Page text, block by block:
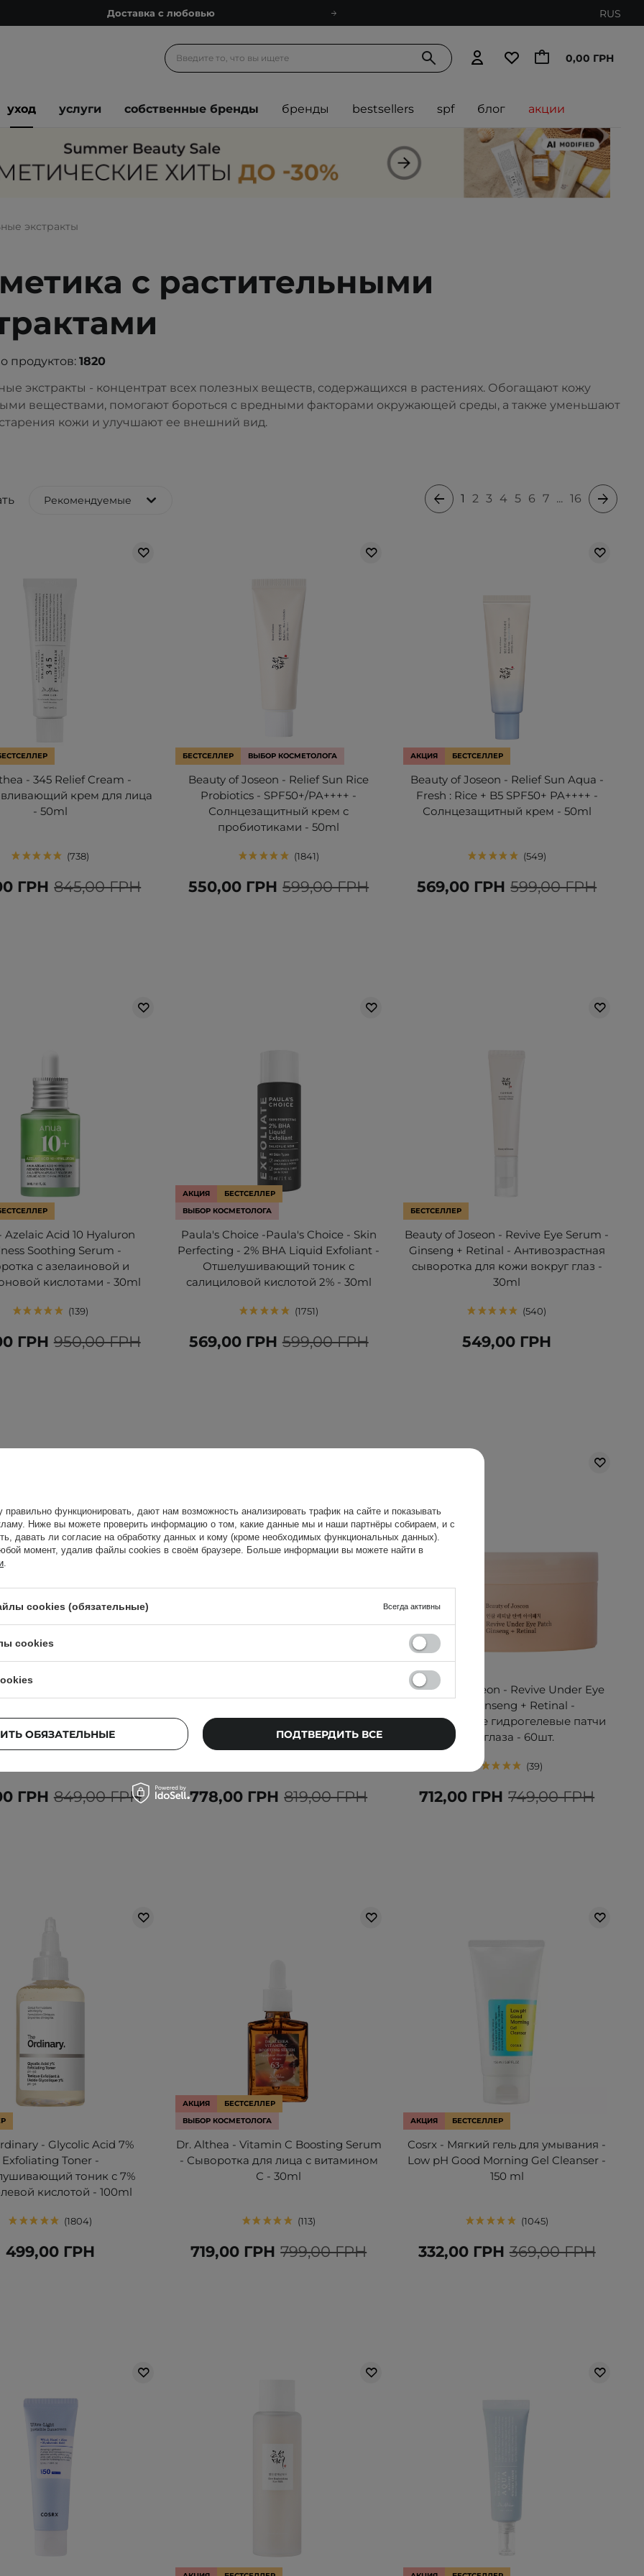
Доставка с любовью
Блог
Познакомимся?
Доставка с любовью
Подарочные карты
RUS
0,00 ГРН
уход услуги собственные бренды бренды bestsellers spf блог акции
экстракты
с растительными
продуктов: 1820
экстракты - концентрат всех полезных веществ, содержащихся в растениях. Обогащают кожу
веществами, помогают бороться с вредными факторами окружающей среды, а также уменьшают
кожи и улучшают ее внешний вид.
Рекомендуемые 1 2 3 4 5 6 7 ... 16
- 345 Relief Cream -
крем для лица
- 50ml
738
845,00 ГРН
ГРН
БЕСТСЕЛЛЕР ВЫБОР КОСМЕТОЛОГА
Beauty of Joseon - Relief Sun Rice
Probiotics - SPF50+/PA++++ -
Солнцезащитный крем с
пробиотиками - 50ml
1841
599,00 ГРН
550,00 ГРН
АКЦИЯ БЕСТСЕЛЛЕР
Beauty of Joseon - Relief Sun Aqua -
Fresh : Rice + B5 SPF50+ PA++++ -
Солнцезащитный крем - 50ml
549
599,00 ГРН
569,00 ГРН
Azelaic Acid 10 Hyaluron
Soothing Serum -
с азелаиновой и
кислотами - 30ml
139
950,00 ГРН
ГРН
АКЦИЯ
БЕСТСЕЛЛЕР
ВЫБОР КОСМЕТОЛОГА
Paula's Choice -Paula's Choice - Skin
Perfecting - 2% BHA Liquid Exfoliant -
Отшелушивающий тоник с
салициловой кислотой 2% - 30ml
1751
599,00 ГРН
569,00 ГРН
БЕСТСЕЛЛЕР
Beauty of Joseon - Revive Eye Serum -
Ginseng + Retinal - Антивозрастная
сыворотка для кожи вокруг глаз -
30ml
540
549,00 ГРН
- 345 Relief Cream Mist -
для лица - 100ml
849,00 ГРН
ГРН
для лица - 50ml
819,00 ГРН
778,00 ГРН
Beauty of Joseon - Revive Under Eye
Patch Ginseng + Retinal -
Укрепляющие гидрогелевые патчи
под глаза - 60шт.
39
749,00 ГРН
712,00 ГРН
- Glycolic Acid 7%
Exfoliating Toner -
тоник с 7%
кислотой - 100ml
1804
499,00 ГРН
АКЦИЯ
БЕСТСЕЛЛЕР
ВЫБОР КОСМЕТОЛОГА
Dr. Althea - Vitamin C Boosting Serum
- Сыворотка для лица с витамином
С - 30ml
113
799,00 ГРН
719,00 ГРН
АКЦИЯ БЕСТСЕЛЛЕР
Cosrx - Мягкий гель для умывания -
Low pH Good Morning Gel Cleanser -
150 ml
1045
369,00 ГРН
332,00 ГРН
функционировать, дают нам возможность анализировать трафик на сайте и показывать
Ниже вы можете проверить информацию о том, какие данные мы и наши партнёры собираем, и с
давать ли согласие на обработку данных и кому (кроме необходимых функциональных данных).
момент, удалив файлы cookies в своём браузере. Больше информации вы можете найти в
.
cookies (обязательные) Всегда активны
cookies
ОБЯЗАТЕЛЬНЫЕ ПОДТВЕРДИТЬ ВСЕ